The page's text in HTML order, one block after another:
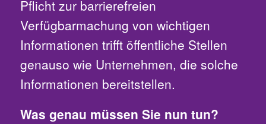
Pflicht zur barrierefreien
Verfügbarmachung von wichtigen
Informationen trifft öffentliche Stellen
genauso wie Unternehmen, die solche
Informationen bereitstellen.
Was genau müssen Sie nun tun?